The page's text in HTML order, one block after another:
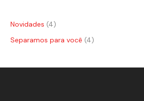
Novidades 4
Separamos para você 4